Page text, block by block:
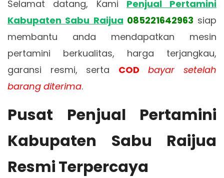
Selamat datang, Kami Penjual Pertamini
Kabupaten Sabu Raijua 085221642963 siap
membantu anda mendapatkan mesin
pertamini berkualitas, harga terjangkau,
garansi resmi, serta COD bayar setelah
barang diterima.
Pusat Penjual Pertamini
Kabupaten Sabu Raijua
Resmi Terpercaya